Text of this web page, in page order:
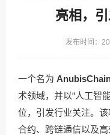
亮相，
发布时间：
一个名为
术领域，并以“人工智
位，引发行业关注。
合约、跨链通信以及